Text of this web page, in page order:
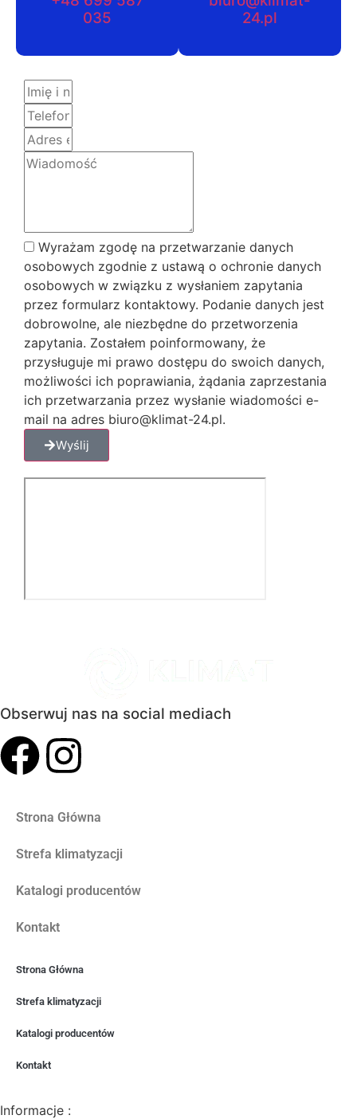
035
24.pl
Wyrażam zgodę na przetwarzanie danych
osobowych zgodnie z ustawą o ochronie danych
osobowych w związku z wysłaniem zapytania
przez formularz kontaktowy. Podanie danych jest
dobrowolne, ale niezbędne do przetworzenia
zapytania. Zostałem poinformowany, że
przysługuje mi prawo dostępu do swoich danych,
możliwości ich poprawiania, żądania zaprzestania
ich przetwarzania przez wysłanie wiadomości e-
mail na adres biuro@klimat-24.pl.
Wyślij
Obserwuj nas na social mediach
Strona Główna
Strefa klimatyzacji
Katalogi producentów
Kontakt
Strona Główna
Strefa klimatyzacji
Katalogi producentów
Kontakt
Informacje :